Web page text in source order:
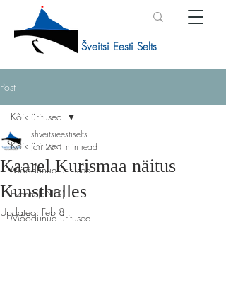
Šveitsi Eesti Selts
Post
Kõik üritused
Möödunud üritused
Events (ENG)
Möödunud üritused
Kõik üritused
Kaarel Kurismaa näitus
Kunsthalles
shveitsieestiselts
Jan 25 1 min read
Updated: Feb 8